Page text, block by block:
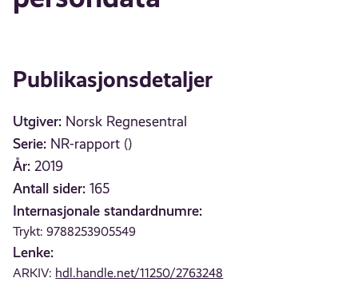
Publikasjonsdetaljer
Utgiver: Norsk Regnesentral
Serie: NR-rapport ()
År: 2019
Antall sider: 165
Internasjonale standardnumre:
Trykt: 9788253905549
Lenke:
ARKIV: hdl.handle.net/11250/2763248